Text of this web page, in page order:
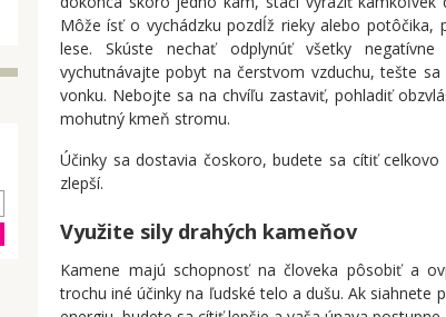
Môže ísť o vychádzku pozdĺž rieky alebo potôčika,
lese. Skúste nechať odplynúť všetky
vychutnávajte pobyt na čerstvom vzduchu, tešte
vonku. Nebojte sa na chvíľu zastaviť, pohladiť
mohutný kmeň stromu.
Účinky sa dostavia čoskoro, budete sa cítiť
zlepší.
Využite sily drahých kameňov
Kamene majú schopnosť na človeka pôsobiť a
trochu iné účinky na ľudské telo a dušu. Ak siahnete